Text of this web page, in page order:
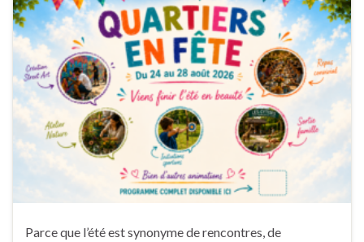
Parce que l’été est synonyme de rencontres, de